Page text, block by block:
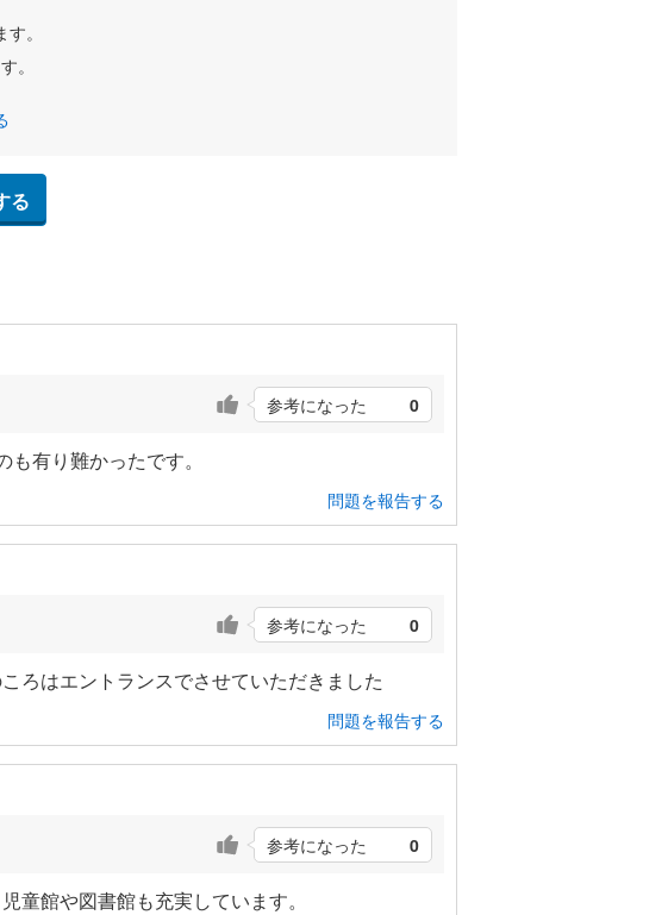
。
。
る
参考になった 0
有り難かったです。
問題を報告する
参考になった 0
ろはエントランスでさせていただきました
問題を報告する
参考になった 0
童館や図書館も充実しています。